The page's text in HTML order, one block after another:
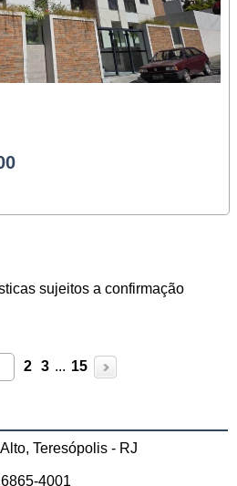
sujeitos a confirmação
2 3 ... 15
Teresópolis - RJ
4001